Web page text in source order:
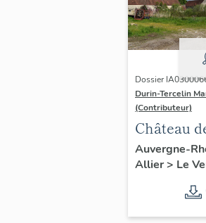
Dossier
Durin-Tercelin
(Contributeur)
Château
Charnée :
lors de
Auvergne-
Allier> Le